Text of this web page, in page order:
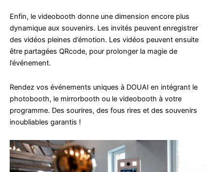
Enfin, le videobooth donne une dimension encore plus
dynamique aux souvenirs. Les invités peuvent enregistrer
des vidéos pleines d’émotion. Les vidéos peuvent ensuite
être partagées QRcode, pour prolonger la magie de
l’événement.
Rendez vos événements uniques à DOUAI en intégrant le
photobooth, le mirrorbooth ou le videobooth à votre
programme. Des sourires, des fous rires et des souvenirs
inoubliables garantis !